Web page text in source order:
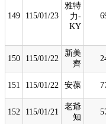
149 115/01/23
雅特
力-
KY
150 115/01/22
新美
齊
151 115/01/22 安葆
152 115/01/21
老爺
知